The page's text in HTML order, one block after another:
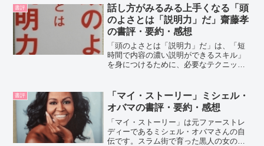
検証している。新井紀子さんの紹介新井
紀子さんは...
書評
話し方がみるみる上手くなる「頭
のよさとは「説明力」だ」齋藤孝
の書評・要約・感想
「頭のよさとは「説明力」だ」は、「短
時間で内容の濃い説明ができるスキル」
を身につけるために、必要なテクニック
力は、周囲も自分も幸せにします。齋藤
孝さんの紹介明治大学文学...
書評
「マイ・ストーリー」ミシェル・
オバマの書評・要約・感想
「マイ・ストーリー」は元ファーストレ
ディーであるミシェル・オバマさんの自
伝です。スラム街で育った黒人の女の子